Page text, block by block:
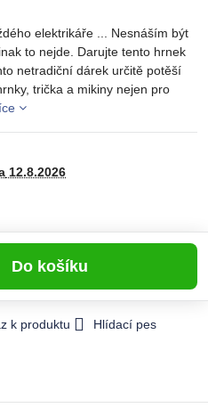
elektrikáře ... Nesnáším být
to nejde. Darujte tento hrnek
netradiční dárek určitě potěší
trička a mikiny nejen pro
12.8.2026
Do košíku
k produktu
Hlídací pes